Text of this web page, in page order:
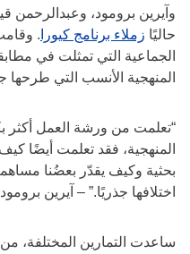
وآيرين برومود، وعبدالرحمن
حاليًا زملاء برنامج كيورا .
الجماعية التي تمثلت في
المنهجية الأنسب التي طرحها
“تعلمت من ورشة العمل
المنهجية، فقد تعلمت أيضًا
بحثية وكيف يقدّر بعضُنا
اختلافها جذريًا.” – آيرين برومود (دفعة 2021)، زميلة
ساعدت التمارين المختلفة،